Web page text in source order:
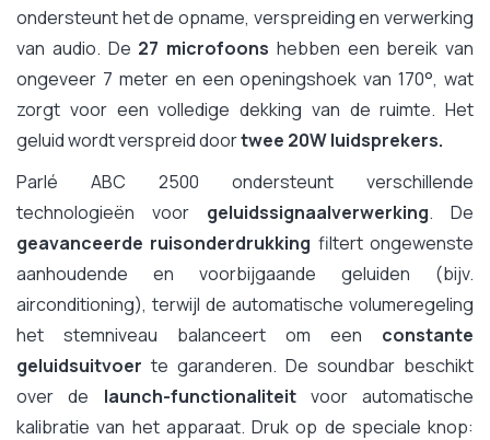
ondersteunt het de opname, verspreiding en verwerking
van audio. De 27 microfoons hebben een bereik van
ongeveer 7 meter en een openingshoek van 170°, wat
zorgt voor een volledige dekking van de ruimte. Het
geluid wordt verspreid doortwee 20W luidsprekers.
Parlé ABC 2500 ondersteunt verschillende
technologieën voor geluidssignaalverwerking. De
geavanceerde ruisonderdrukking filtert ongewenste
aanhoudende en voorbijgaande geluiden (bijv.
airconditioning), terwijl de automatische volumeregeling
het stemniveau balanceert om een constante
geluidsuitvoer te garanderen. De soundbar beschikt
over de launch-functionaliteitvoor automatische
kalibratie van het apparaat. Druk op de speciale knop: